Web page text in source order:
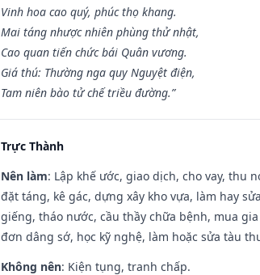
Vinh hoa cao quý, phúc thọ khang.
Mai táng nhược nhiên phùng thử nhật,
Cao quan tiến chức bái Quân vương.
Giá thú: Thường nga quy Nguyệt điện,
Tam niên bào tử chế triều đường.”
Trực Thành
Nên làm: Lập khế ước, giao dịch, cho vay, thu
đặt táng, kê gác, dựng xây kho vựa, làm hay
giếng, tháo nước, cầu thầy chữa bệnh, mua
đơn dâng sớ, học kỹ nghệ, làm hoặc sửa tàu
Không nên: Kiện tụng, tranh chấp.